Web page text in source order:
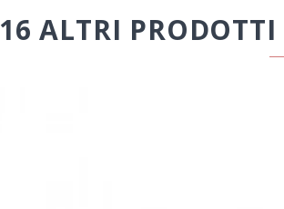
16 ALTRI PRODOTTI